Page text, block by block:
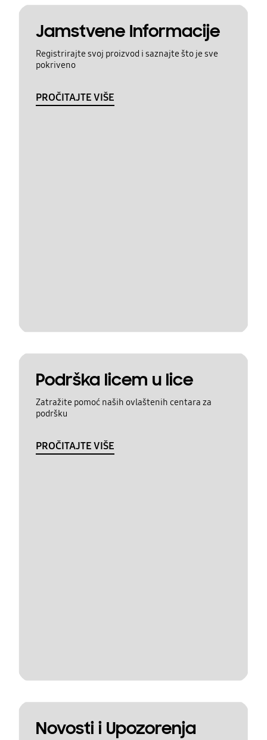
Jamstvene Informacije
Registrirajte svoj proizvod i saznajte što je sve
pokriveno
PROČITAJTE VIŠE
Podrška licem u lice
Zatražite pomoć naših ovlaštenih centara za
podršku
PROČITAJTE VIŠE
Novosti i Upozorenja